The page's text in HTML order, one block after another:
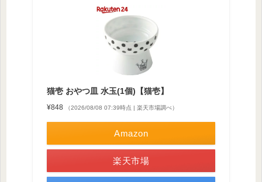
猫壱 おやつ皿 水玉(1個)【猫壱】
¥848 （2026/08/08 07:39時点 | 楽天市場調べ）
Amazon
楽天市場